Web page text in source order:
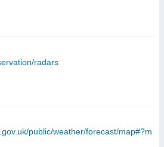
radars
public/weather/forecast/map#?m